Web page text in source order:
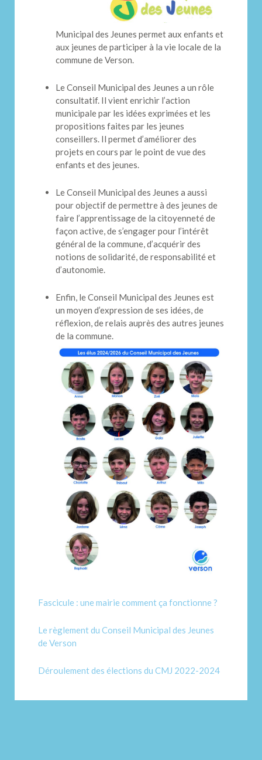
Municipal des Jeunes permet aux enfants et
aux jeunes de participer à la vie locale de la
commune de Verson.
Le Conseil Municipal des Jeunes a un rôle
consultatif. Il vient enrichir l’action
municipale par les idées exprimées et les
propositions faites par les jeunes
conseillers. Il permet d’améliorer des
projets en cours par le point de vue des
enfants et des jeunes.
Le Conseil Municipal des Jeunes a aussi
pour objectif de permettre à des jeunes de
faire l’apprentissage de la citoyenneté de
façon active, de s’engager pour l’intérêt
général de la commune, d’acquérir des
notions de solidarité, de responsabilité et
d’autonomie.
Enfin, le Conseil Municipal des Jeunes est
un moyen d’expression de ses idées, de
réflexion, de relais auprès des autres jeunes
de la commune.
Fascicule : une mairie comment ça fonctionne ?
Le règlement du Conseil Municipal des Jeunes
de Verson
Déroulement des élections du CMJ 2022-2024